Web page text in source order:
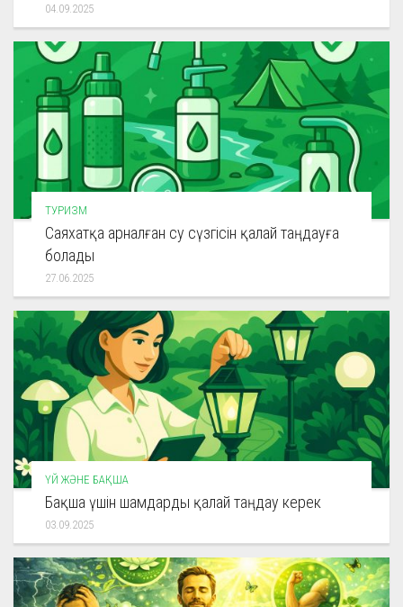
04.09.2025
ТУРИЗМ
Саяхатқа арналған су сүзгісін қалай таңдауға
болады
27.06.2025
ҮЙ ЖӘНЕ БАҚША
Бақша үшін шамдарды қалай таңдау керек
03.09.2025